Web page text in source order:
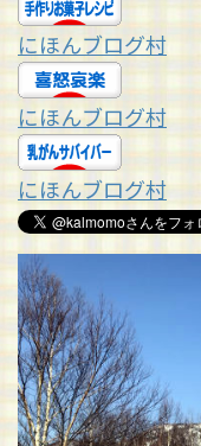
にほんブログ村
にほんブログ村
にほんブログ村